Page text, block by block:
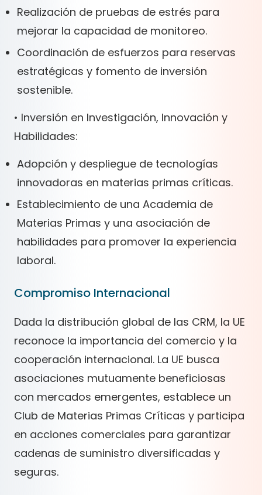
Realización de pruebas de estrés para
mejorar la capacidad de monitoreo.
Coordinación de esfuerzos para reservas
estratégicas y fomento de inversión
sostenible.
• Inversión en Investigación, Innovación y
Habilidades:
Adopción y despliegue de tecnologías
innovadoras en materias primas críticas.
Establecimiento de una Academia de
Materias Primas y una asociación de
habilidades para promover la experiencia
laboral.
Compromiso Internacional
Dada la distribución global de las CRM, la UE
reconoce la importancia del comercio y la
cooperación internacional. La UE busca
asociaciones mutuamente beneficiosas
con mercados emergentes, establece un
Club de Materias Primas Críticas y participa
en acciones comerciales para garantizar
cadenas de suministro diversificadas y
seguras.